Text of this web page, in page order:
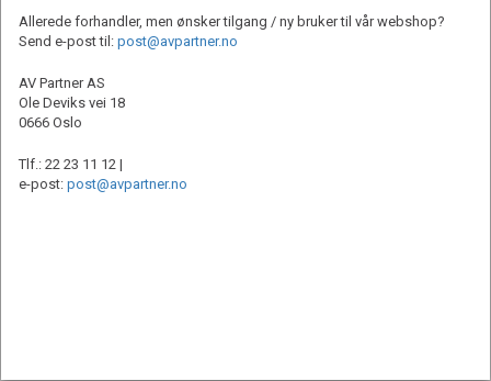
Allerede forhandler, men ønsker tilgang / ny bruker til vår webshop?
Send e-post til: post@avpartner.no
AV Partner AS
Ole Deviks vei 18
0666 Oslo
Tlf.: 22 23 11 12 |
e-post: post@avpartner.no